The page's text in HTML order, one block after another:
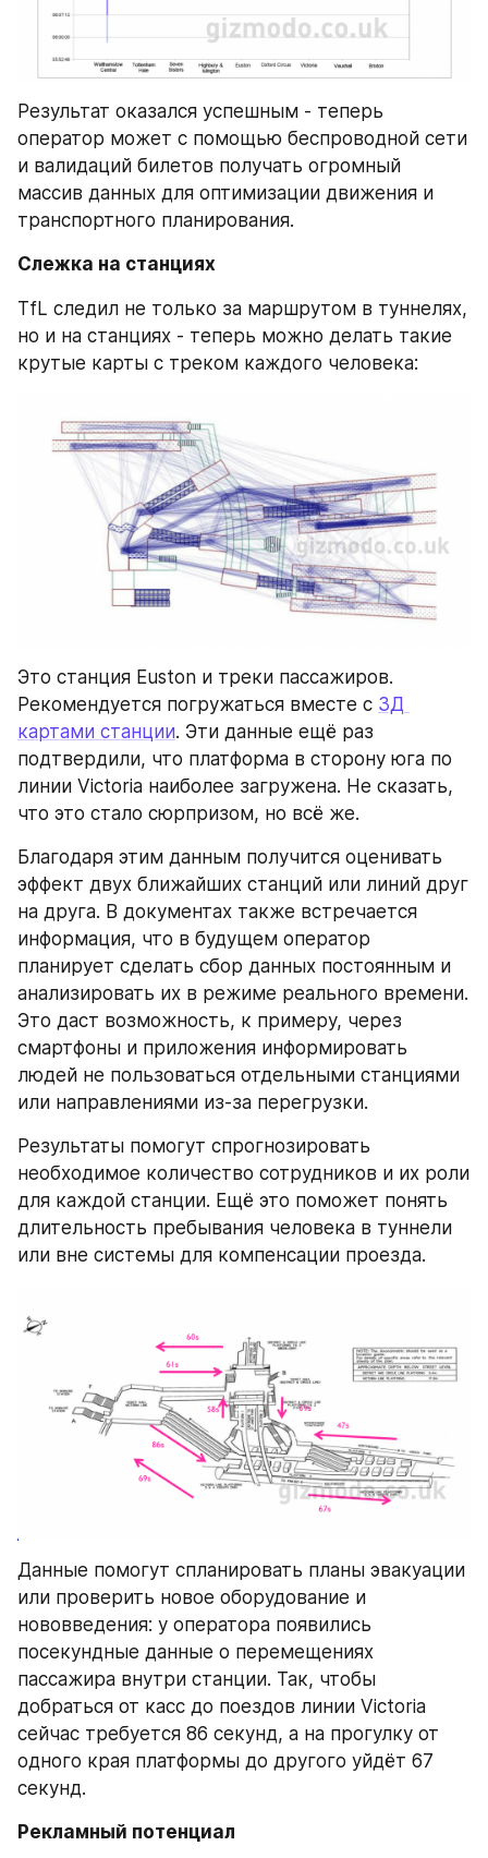
Результат оказался успешным - теперь
оператор может с помощью беспроводной сети
и валидаций билетов получать огромный
массив данных для оптимизации движения и
транспортного планирования.
Слежка на станциях
TfL следил не только за маршрутом в туннелях,
но и на станциях - теперь можно делать такие
крутые карты с треком каждого человека:
Это станция Euston и треки пассажиров.
Рекомендуется погружаться вместе с 3Д
картами станции. Эти данные ещё раз
подтвердили, что платформа в сторону юга по
линии Victoria наиболее загружена. Не сказать,
что это стало сюрпризом, но всё же.
Благодаря этим данным получится оценивать
эффект двух ближайших станций или линий друг
на друга. В документах также встречается
информация, что в будущем оператор
планирует сделать сбор данных постоянным и
анализировать их в режиме реального времени.
Это даст возможность, к примеру, через
смартфоны и приложения информировать
людей не пользоваться отдельными станциями
или направлениями из-за перегрузки.
Результаты помогут спрогнозировать
необходимое количество сотрудников и их роли
для каждой станции. Ещё это поможет понять
длительность пребывания человека в туннели
или вне системы для компенсации проезда.
Данные помогут спланировать планы эвакуации
или проверить новое оборудование и
нововведения: у оператора появились
посекундные данные о перемещениях
пассажира внутри станции. Так, чтобы
добраться от касс до поездов линии Victoria
сейчас требуется 86 секунд, а на прогулку от
одного края платформы до другого уйдёт 67
секунд.
Рекламный потенциал